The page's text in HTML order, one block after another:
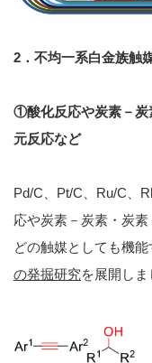
2 ．不均一系白金族触
①酸化反応や炭素－炭
元反応など
Pd/C、Pt/C、Ru/C、
応や炭素－炭素・炭
どの触媒としても機
の発掘研究を展開しま